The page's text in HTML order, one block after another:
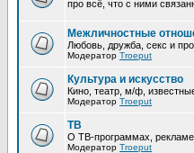
про всё, что с ними
Межличностные
Любовь, дружба, секс и
Модератор Troeput
Культура и искусство
Кино, театр, м/ф,
Модератор Troeput
ТВ
О ТВ-программах,
Модератор Troeput